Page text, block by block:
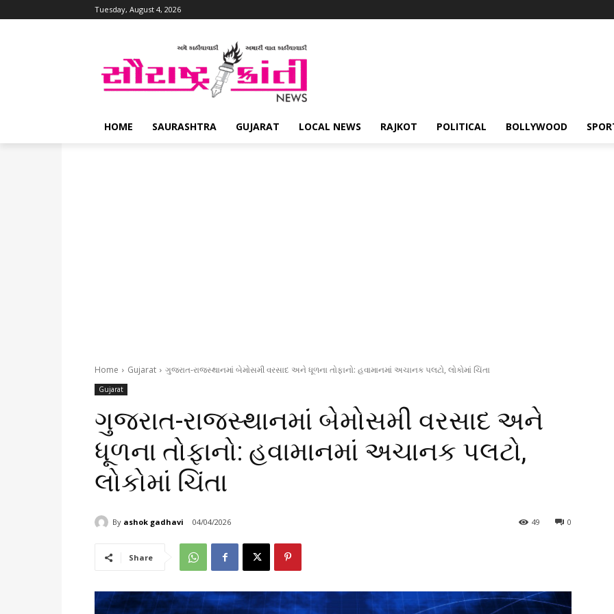
Tuesday, August 4, 2026
HOME SAURASHTRA GUJARAT LOCAL NEWS RAJKOT POLITICAL BOLLYWOOD
Home Gujarat ગુજરાત-રાજસ્થાનમાં બેમોસમી વરસાદ અને ધૂળના તોફાનો: હવામાનમાં અચાનક પલટો, લોકોમાં ચિંતા
Gujarat
ગુજરાત-રાજસ્થાનમાં બેમોસમી વરસાદ અને
ધૂળના તોફાનો: હવામાનમાં અચાનક પલટો,
લોકોમાં ચિંતા
By ashok gadhavi 04/04/2026 0
49
Share